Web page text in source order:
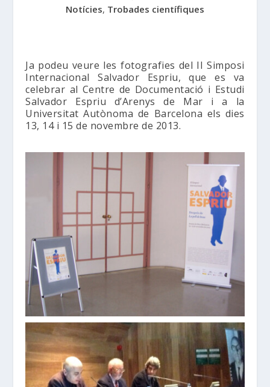
Notícies, Trobades científiques
Ja podeu veure les fotografies del II Simposi
Internacional Salvador Espriu, que es va
celebrar al Centre de Documentació i Estudi
Salvador Espriu d’Arenys de Mar i a la
Universitat Autònoma de Barcelona els dies
13, 14 i 15 de novembre de 2013.